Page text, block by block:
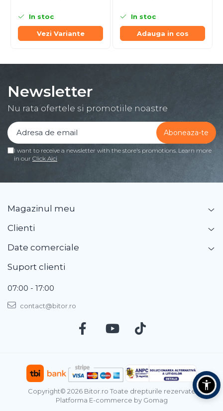
In stoc
Vezi Variante
In stoc
Adauga in cos
Newsletter
Nu rata ofertele si promotiile noastre
I want to receive a newsletter with the store's promotions. Learn more
in our Click Aici
Magazinul meu
Clienti
Date comerciale
Suport clienti
07:00 - 17:00
contact@bitor.ro
Copyright© 2026 Bitor.ro Toate drepturile rezervate
Platforma E-commerce by Gomag